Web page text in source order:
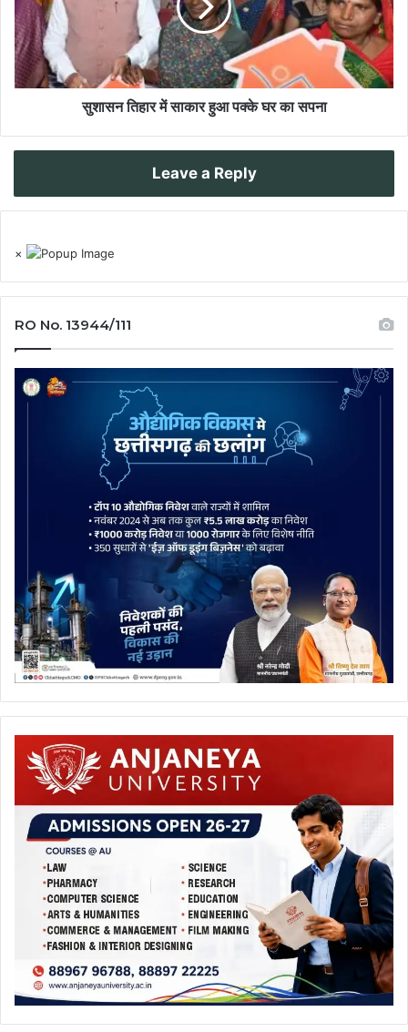
सुशासन तिहार में साकार हुआ पक्के घर का सपना
Leave a Reply
×
RO No. 13944/111